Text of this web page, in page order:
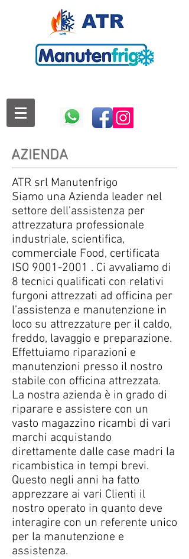
AZIENDA
ATR srl Manutenfrigo
Siamo una Azienda leader nel
settore dell’assistenza per
attrezzatura professionale
industriale, scientifica,
commerciale Food, certificata
ISO 9001-2001 . Ci avvaliamo di
8 tecnici qualificati con relativi
furgoni attrezzati ad officina per
l’assistenza e manutenzione in
loco su attrezzature per il caldo,
freddo, lavaggio e preparazione.
Effettuiamo riparazioni e
manutenzioni presso il nostro
stabile con officina attrezzata.
La nostra azienda è in grado di
riparare e assistere con un
vasto magazzino ricambi di vari
marchi acquistando
direttamente dalle case madri la
ricambistica in tempi brevi.
Questo negli anni ha fatto
apprezzare ai vari Clienti il
nostro operato in quanto deve
interagire con un referente unico
per la manutenzione e
assistenza.